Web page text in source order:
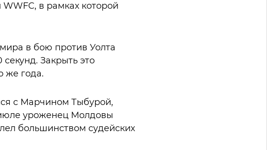
в рамках которой
в бою против Уолта
Закрыть это
же года.
с Марчином Тыбурой,
уроженец Молдовы
большинством судейских